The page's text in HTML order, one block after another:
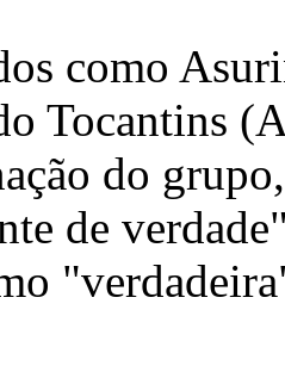
como
Tocantins
do
de